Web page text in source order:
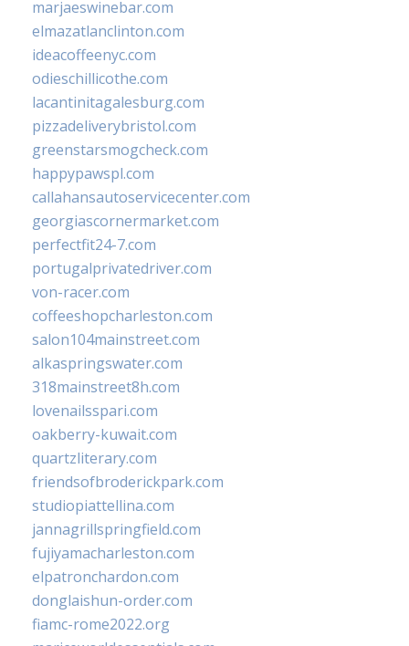
marjaeswinebar.com
elmazatlanclinton.com
ideacoffeenyc.com
odieschillicothe.com
lacantinitagalesburg.com
pizzadeliverybristol.com
greenstarsmogcheck.com
happypawspl.com
callahansautoservicecenter.com
georgiascornermarket.com
perfectfit24-7.com
portugalprivatedriver.com
von-racer.com
coffeeshopcharleston.com
salon104mainstreet.com
alkaspringswater.com
318mainstreet8h.com
lovenailsspari.com
oakberry-kuwait.com
quartzliterary.com
friendsofbroderickpark.com
studiopiattellina.com
jannagrillspringfield.com
fujiyamacharleston.com
elpatronchardon.com
donglaishun-order.com
fiamc-rome2022.org